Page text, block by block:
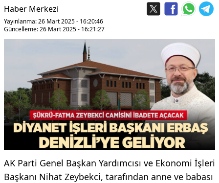
Haber Merkezi
Yayınlanma: 26 Mart 2025 - 16:20:46
Güncelleme: 26 Mart 2025 - 16:21:27
AK Parti Genel Başkan Yardımcısı ve Ekonomi İşleri
Başkanı Nihat Zeybekci, tarafından anne ve babası